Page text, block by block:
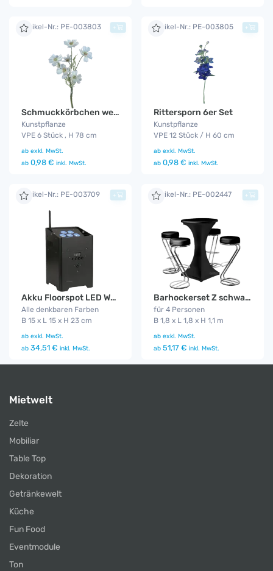
Artikel-Nr.: PE-003803
Schmuckkörbchen weiß 6er Set
Kunstpflanze
VPE 6 Stück , H 78 cm
ab exkl. MwSt.
ab 0,98 € inkl. MwSt.
+ Artikel-Nr.: PE-003805
Rittersporn 6er Set
Kunstpflanze
VPE 12 Stück / H 60 cm
ab exkl. MwSt.
ab 0,98 € inkl. MwSt.
+
Artikel-Nr.: PE-003709
Akku Floorspot LED WDMX
Alle denkbaren Farben
B 15 x L 15 x H 23 cm
ab exkl. MwSt.
ab 34,51 € inkl. MwSt.
+ Artikel-Nr.: PE-002447
Barhockerset Z schwarz/stretch
für 4 Personen
B 1,8 x L 1,8 x H 1,1 m
ab exkl. MwSt.
ab 51,17 € inkl. MwSt.
+
Mietwelt
Zelte
Mobiliar
Table Top
Dekoration
Getränkewelt
Küche
Fun Food
Eventmodule
Ton